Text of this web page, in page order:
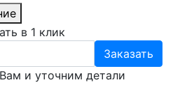
в 1 клик
Заказать
и уточним детали